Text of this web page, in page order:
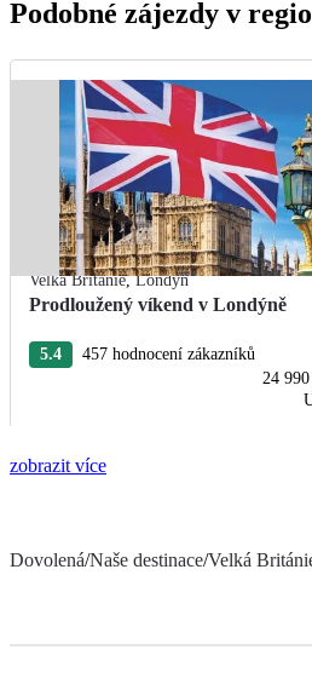
Podobné zájezdy v
Velká Británie,Londýn
Prodloužený víkend v Londýně
5.4
457 hodnocení zákazníků
24
zobrazit více
Dovolená/Naše destinace/Velká